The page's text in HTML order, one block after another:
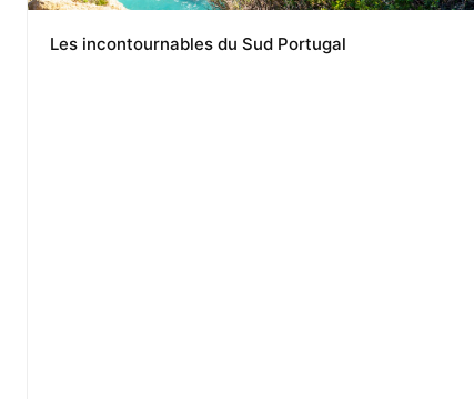
Les incontournables du Sud Portugal